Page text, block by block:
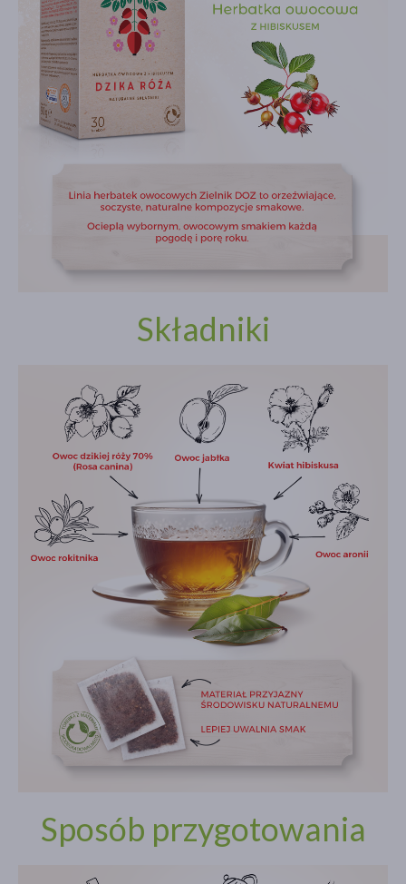
Składniki
Sposób przygotowania